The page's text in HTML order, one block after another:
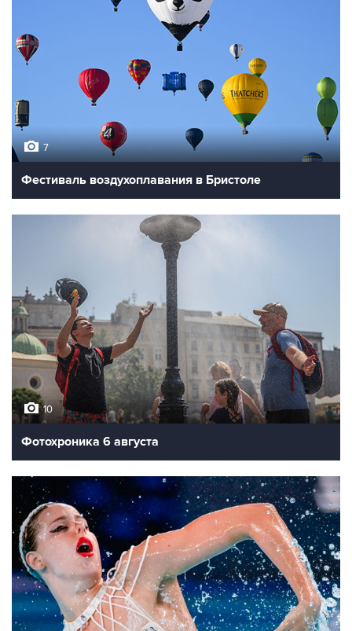
7
Фестиваль воздухоплавания в Бристоле
10
Фотохроника 6 августа